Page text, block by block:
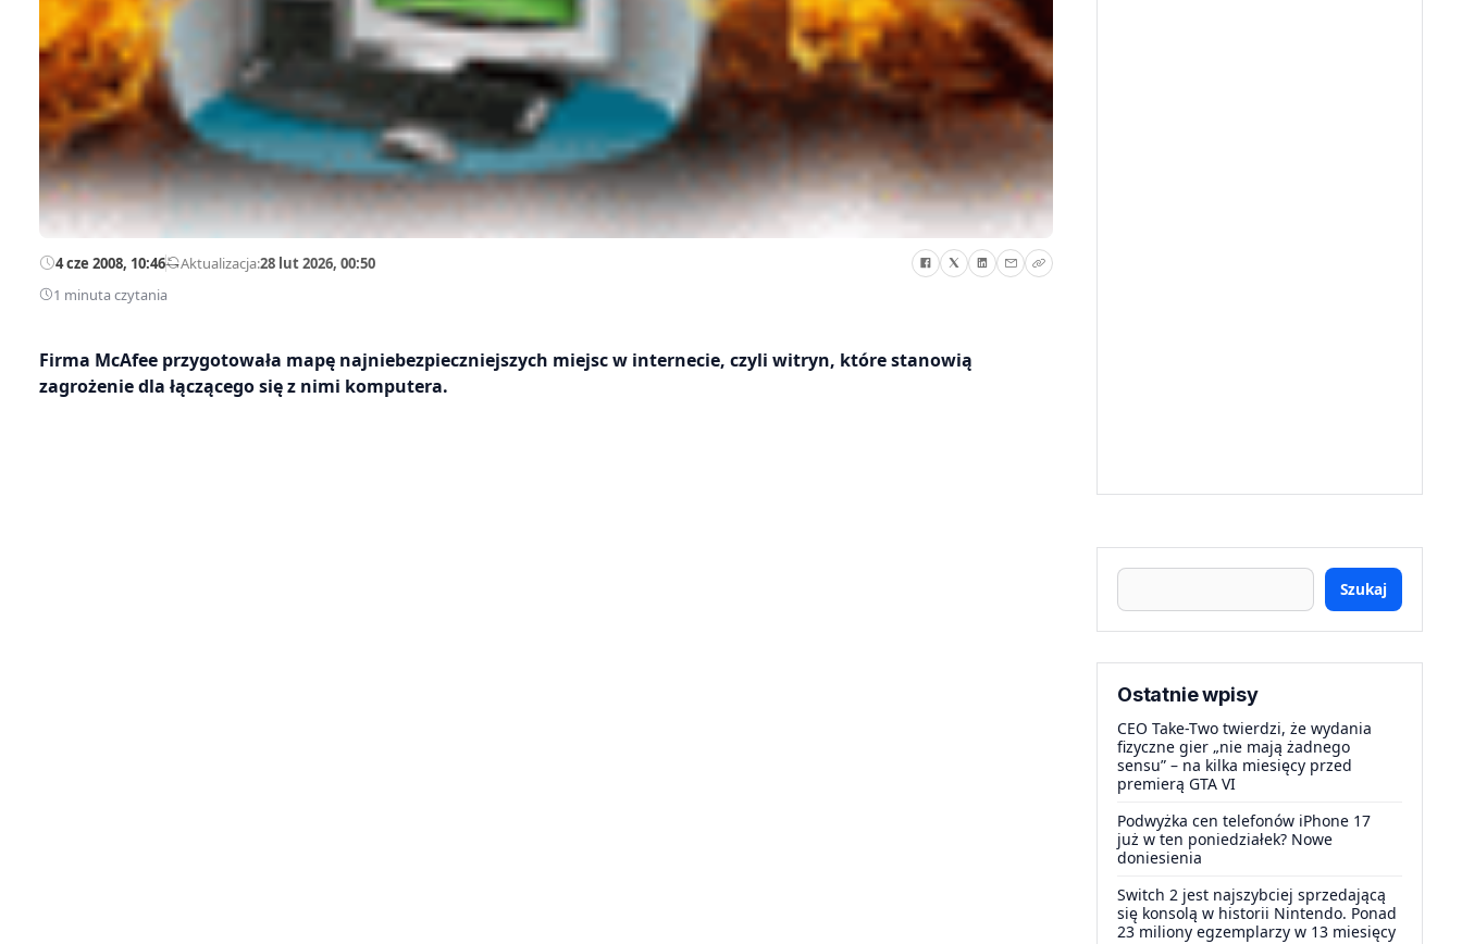
4 cze 2008, 10:46—Aktualizacja:28 lut 2026, 00:50
1 minuta czytania
Firma McAfee przygotowała mapę najniebezpieczniejszych miejsc w internecie, czyli witryn, które stanowią
zagrożenie dla łączącego się z nimi komputera.
Szukaj
Ostatnie wpisy
CEO Take-Two twierdzi, że wydania
fizyczne gier „nie mają żadnego
sensu” – na kilka miesięcy przed
premierą GTA VI
Podwyżka cen telefonów iPhone 17
już w ten poniedziałek? Nowe
doniesienia
Switch 2 jest najszybciej sprzedającą
się konsolą w historii Nintendo. Ponad
23 miliony egzemplarzy w 13 miesięcy